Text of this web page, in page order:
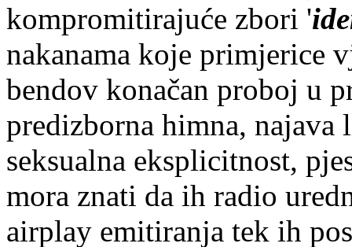
kompromitirajuće zbori '
nakanama koje primjerice
bendov konačan proboj u
predizborna himna, najava
seksualna eksplicitnost,
mora znati da ih radio
airplay emitiranja tek ih